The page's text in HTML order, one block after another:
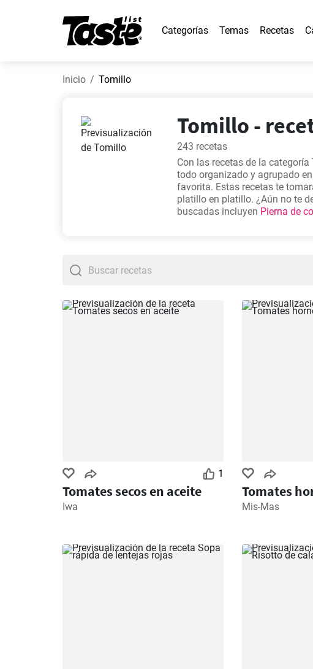
Categorías Temas Recetas
Inicio Tomillo
Tomillo -
243 recetas
Con las recetas de la
todo organizado y agrupado
favorita. Estas recetas te
platillo en platillo. ¿Aún no te
buscadas incluyen Pierna de
1
Tomates secos en aceite
Iwa
Tomates
Mis-Mas